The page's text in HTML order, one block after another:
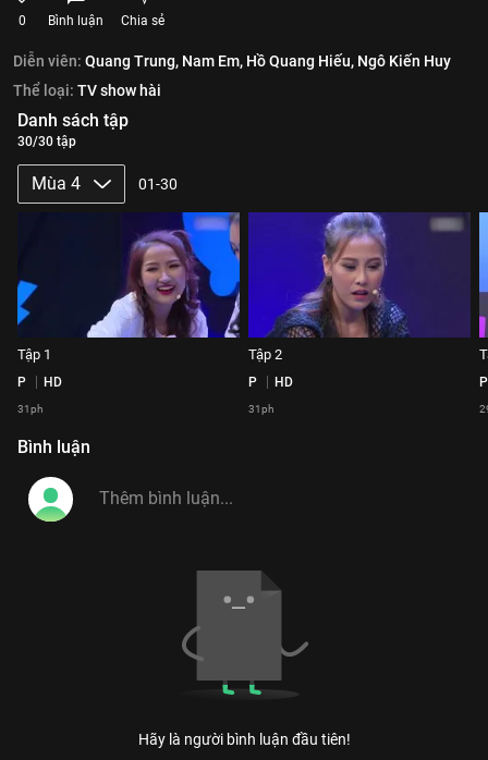
0 Bình luận Chia sẻ
Diễn viên: Quang Trung, Nam Em, Hồ Quang Hiếu, Ngô Kiến Huy
Thể loại: TV show hài
Danh sách tập
30/30 tập
Mùa 4 01-30
Tập 1
P HD
31ph
Tập 2
P HD
31ph
P
Bình luận
Hãy là người bình luận đầu tiên!